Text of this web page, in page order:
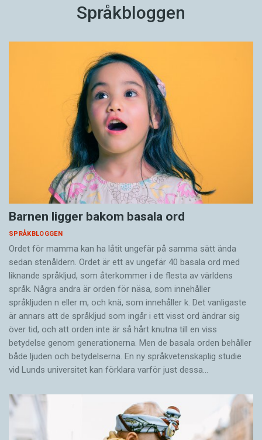
Språkbloggen
Barnen ligger bakom basala ord
SPRÅKBLOGGEN
Ordet för mamma kan ha låtit ungefär på samma sätt ända
sedan stenåldern. Ordet är ett av ungefär 40 basala ord med
liknande språkljud, som återkommer i de flesta av världens
språk. Några andra är orden för näsa, som innehåller
språkljuden n eller m, och knä, som innehåller k. Det vanligaste
är annars att de språkljud som ingår i ett visst ord ändrar sig
över tid, och att orden inte är så hårt knutna till en viss
betydelse genom generationerna. Men de basala orden behåller
både ljuden och betydelserna. En ny språkvetenskaplig studie
vid Lunds universitet kan förklara varför just dessa…